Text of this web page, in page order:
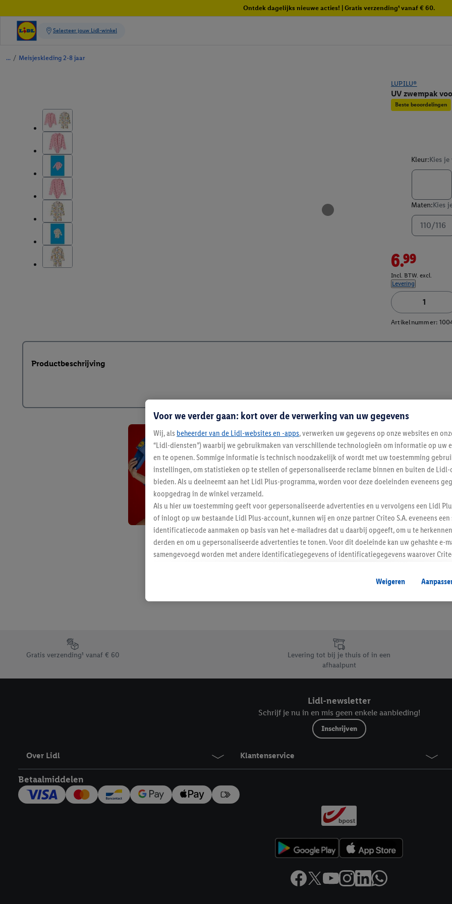
Ontdek dagelijks nieuwe acties! | Gratis verzending¹ vanaf € 60.
/ Meisjeskleding 2-8 jaar
LUPILU®
UV zwempak
Beste beoordelingen
Kleur:Kies
Maten:Kies
110/116
6.99
Incl. BTW. excl.
Levering
Artikelnummer:
Productbeschrijving
Blijf op de
Schrijf je in op de
Footerelement met de verschillende USPs van Lidl.be
Gratis verzending¹ vanaf € 60
Levering tot bij je thuis of in een
afhaalpunt
Lidl-newsletter
Schrijf je nu in en mis geen enkele aanbieding!
Inschrijven
Over Lidl Klantenservice
Betaalmiddelen
Voor we verder gaan: kort over de verwerking van uw gegevens
Wij, als beheerder van de Lidl-websites en -apps, verwerken uw gegevens op onze websites en
“Lidl-diensten”) waarbij we gebruikmaken van verschillende technologieën om informatie op uw
en te openen. Sommige informatie is technisch noodzakelijk of wordt met uw toestemming
instellingen, om statistieken op te stellen of gepersonaliseerde reclame binnen en buiten de Lidl-
bieden. Als u deelneemt aan het Lidl Plus-programma, worden voor deze doeleinden eveneens
koopgedrag in de winkel verzameld.
Als u hier uw toestemming geeft voor gepersonaliseerde advertenties en u vervolgens een Lidl
of inlogt op uw bestaande Lidl Plus-account, kunnen wij en onze partner Criteo S.A. eveneens
identificatiecode aanmaken op basis van het e-mailadres dat u daarbij opgeeft, om u te
derden en om u gepersonaliseerde advertenties te tonen. Voor dit doeleinde kan uw gehashte e-
samengevoegd worden met andere identificatiegegevens of identificatiegegevens waarover
Als u hiermee akkoord gaat, kunnen advertenties in het kader van retargeting, d.w.z. advertenties
u interesse hebt getoond (bijvoorbeeld door het product in de webshop aan uw winkelmandje
niet te kopen), ook op verschillende apparaten en verschillende Lidl-diensten worden
Onder “Aanpassen” kunt u individuele doeleinden toestaan en meer informatie vinden over de
Door op “weigeren” te klikken, kunt u alleen het gebruik van de noodzakelijke technologieën
“aanvaarden” te klikken, stemt u in met alle verwerkingen voor alle bovengenoemde doeleinden.
Weigeren